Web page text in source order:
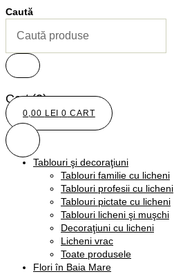
Caută
Cart (0)
0,00 LEI 0 CART
Tablouri şi decoraţiuni
Tablouri familie cu licheni
Tablouri profesii cu licheni
Tablouri pictate cu licheni
Tablouri licheni şi muşchi
Decoraţiuni cu licheni
Licheni vrac
Toate produsele
Flori în Baia Mare